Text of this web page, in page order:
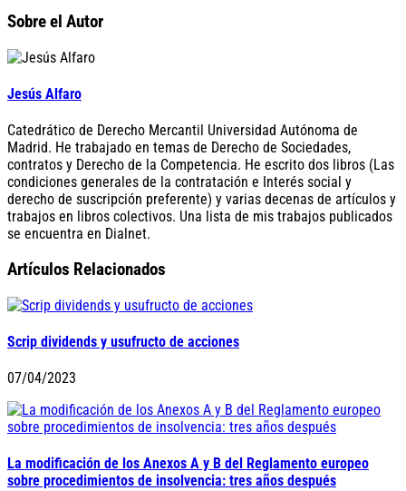
Sobre el Autor
Jesús Alfaro
Catedrático de Derecho Mercantil Universidad Autónoma de
Madrid. He trabajado en temas de Derecho de Sociedades,
contratos y Derecho de la Competencia. He escrito dos libros (Las
condiciones generales de la contratación e Interés social y
derecho de suscripción preferente) y varias decenas de artículos y
trabajos en libros colectivos. Una lista de mis trabajos publicados
se encuentra en Dialnet.
Artículos Relacionados
Scrip dividends y usufructo de acciones
07/04/2023
La modificación de los Anexos A y B del Reglamento europeo
sobre procedimientos de insolvencia: tres años después